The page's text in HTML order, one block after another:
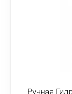
Ручная